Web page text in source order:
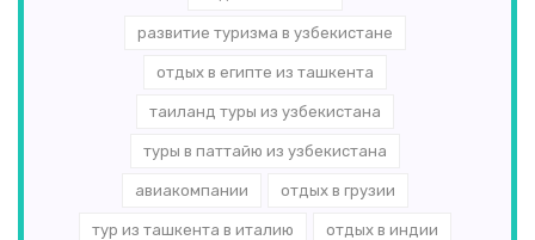
развитие туризма в узбекистане
отдых в египте из ташкента
таиланд туры из узбекистана
туры в паттайю из узбекистана
авиакомпании отдых в грузии
тур из ташкента в италию отдых в индии